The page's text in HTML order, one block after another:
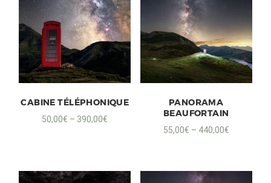
CABINE TÉLÉPHONIQUE
50,00€ – 390,00€
PANORAMA
BEAUFORTAIN
55,00€ – 440,00€